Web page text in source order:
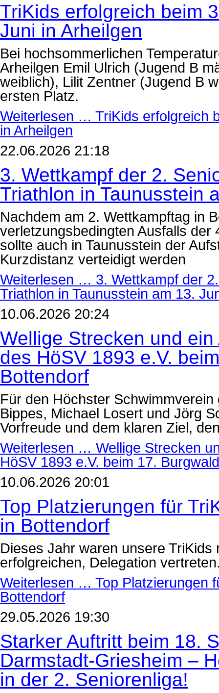
TriKids erfolgreich beim
Juni in Arheilgen
Bei hochsommerlichen
Arheilgen Emil Ulrich (Jugend B
weiblich), Lilit Zentner (Jugend B
ersten Platz.
Weiterlesen … TriKids erfolgreich
in Arheilgen
22.06.2026 21:18
3. Wettkampf der 2.
Triathlon in Taunusstein
Nachdem am 2. Wettkampftag in
verletzungsbedingten Ausfalls der
sollte auch in Taunusstein der
Kurzdistanz verteidigt werden
Weiterlesen … 3. Wettkampf der
Triathlon in Taunusstein am 13.
10.06.2026 20:24
Wellige Strecken und
des HöSV 1893 e.V.
Bottendorf
Für den Höchster
Bippes, Michael Losert und Jörg
Vorfreude und dem klaren Ziel,
Weiterlesen … Wellige Strecken
HöSV 1893 e.V. beim 17.
10.06.2026 20:01
Top Platzierungen für
in Bottendorf
Dieses Jahr waren unsere
erfolgreichen, Delegation
Weiterlesen … Top Platzierungen
Bottendorf
29.05.2026 19:30
Starker Auftritt beim 18.
Darmstadt-Griesheim –
in der 2. Seniorenliga!